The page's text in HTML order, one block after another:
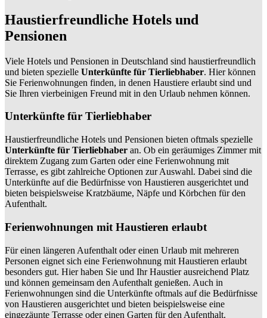
Haustierfreundliche Hotels und
Pensionen
Viele Hotels und Pensionen in Deutschland sind haustierfreundlich
und bieten spezielle Unterkünfte für Tierliebhaber. Hier können
Sie Ferienwohnungen finden, in denen Haustiere erlaubt sind und
Sie Ihren vierbeinigen Freund mit in den Urlaub nehmen können.
Unterkünfte für Tierliebhaber
Haustierfreundliche Hotels und Pensionen bieten oftmals spezielle
Unterkünfte für Tierliebhaber an. Ob ein geräumiges Zimmer mit
direktem Zugang zum Garten oder eine Ferienwohnung mit
Terrasse, es gibt zahlreiche Optionen zur Auswahl. Dabei sind die
Unterkünfte auf die Bedürfnisse von Haustieren ausgerichtet und
bieten beispielsweise Kratzbäume, Näpfe und Körbchen für den
Aufenthalt.
Ferienwohnungen mit Haustieren erlaubt
Für einen längeren Aufenthalt oder einen Urlaub mit mehreren
Personen eignet sich eine Ferienwohnung mit Haustieren erlaubt
besonders gut. Hier haben Sie und Ihr Haustier ausreichend Platz
und können gemeinsam den Aufenthalt genießen. Auch in
Ferienwohnungen sind die Unterkünfte oftmals auf die Bedürfnisse
von Haustieren ausgerichtet und bieten beispielsweise eine
eingezäunte Terrasse oder einen Garten für den Aufenthalt.